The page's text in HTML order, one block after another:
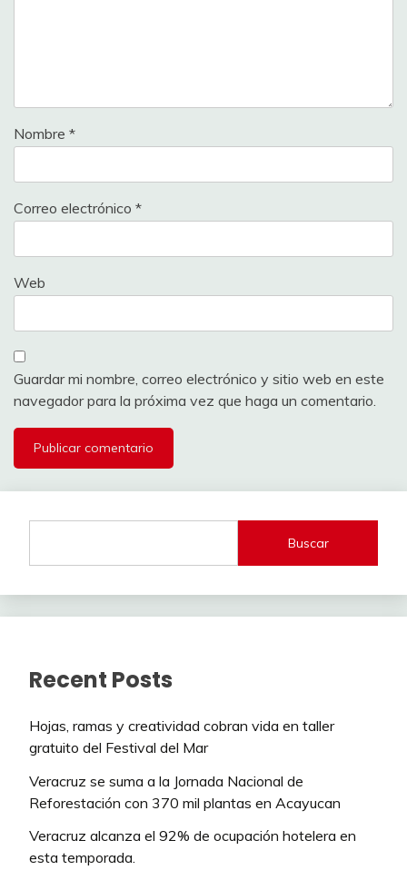
Nombre *
Correo electrónico *
Web
Guardar mi nombre, correo electrónico y sitio web en este
navegador para la próxima vez que haga un comentario.
Buscar
Recent Posts
Hojas, ramas y creatividad cobran vida en taller
gratuito del Festival del Mar
Veracruz se suma a la Jornada Nacional de
Reforestación con 370 mil plantas en Acayucan
Veracruz alcanza el 92% de ocupación hotelera en
esta temporada.